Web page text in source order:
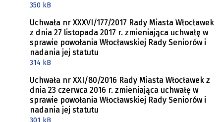
350 kB
Uchwała nr XXXVI/177/2017 Rady Miasta Włocławek
z dnia 27 listopada 2017 r. zmieniająca uchwałę w
sprawie powołania Włocławskiej Rady Seniorów i
nadania jej statutu
314 kB
Uchwała nr XXI/80/2016 Rady Miasta Włocławek z
dnia 23 czerwca 2016 r. zmieniająca uchwałę w
sprawie powołania Włocławskiej Rady Seniorów i
nadania jej statutu
301 kB